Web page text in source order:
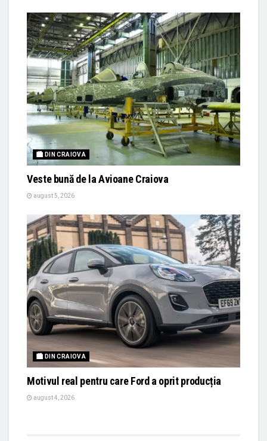
🏙 DIN CRAIOVA
Veste bună de la Avioane Craiova
august 5, 2026
🏙 DIN CRAIOVA
Motivul real pentru care Ford a oprit producția
august 4, 2026